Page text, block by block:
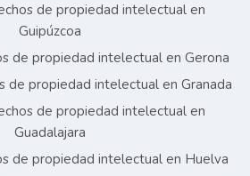
de propiedad intelectual en
Guipúzcoa
de propiedad intelectual en Gerona
de propiedad intelectual en Granada
de propiedad intelectual en
Guadalajara
de propiedad intelectual en Huelva